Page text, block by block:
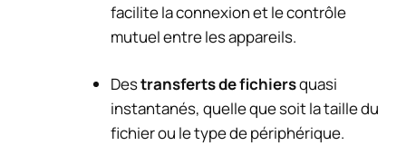
facilite la connexion et le contrôle
mutuel entre les appareils.
Destransferts de fichiersquasi
instantanés, quelle que soit la taille du
fichier ou le type de périphérique.